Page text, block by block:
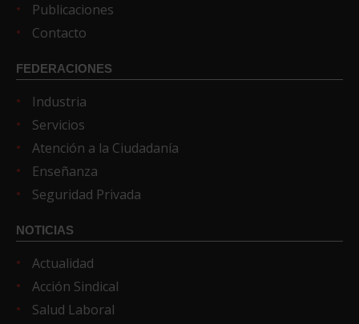
Publicaciones
Contacto
FEDERACIONES
Industria
Servicios
Atención a la Ciudadanía
Enseñanza
Seguridad Privada
NOTICIAS
Actualidad
Acción Sindical
Salud Laboral